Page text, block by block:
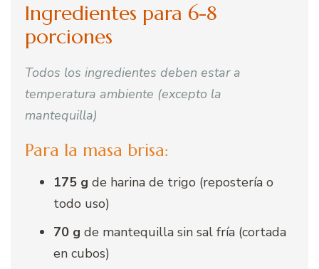
Ingredientes para 6-8
porciones
Todos los ingredientes deben estar a
temperatura ambiente (excepto la
mantequilla)
Para la masa brisa:
175 g de harina de trigo (repostería o
todo uso)
70 g de mantequilla sin sal fría (cortada
en cubos)